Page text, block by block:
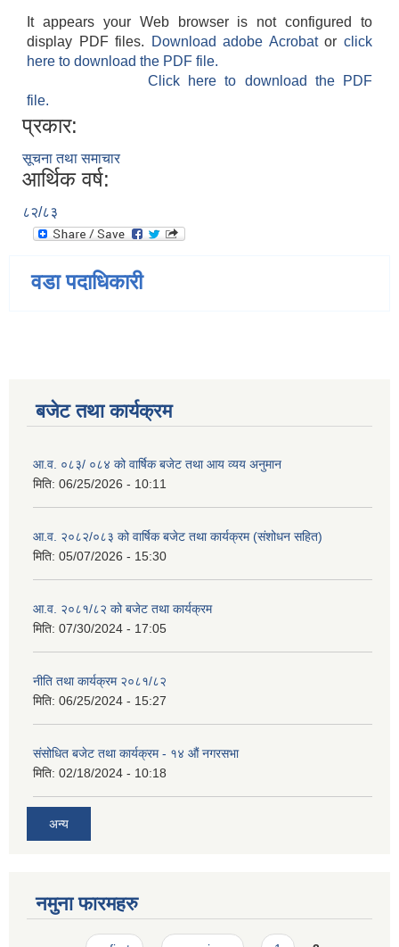
It appears your Web browser is not configured to
display PDF files.
Download adobe Acrobatorclick
here to download the PDF file.
Click here to download the PDF
file.
प्रकार:
सूचना तथा समाचार
आर्थिक वर्ष:
८२/८३
वडा पदाधिकारी
बजेट तथा कार्यक्रम
आ.व. ०८३/ ०८४ को वार्षिक बजेट तथा आय व्यय अनुमान
मिति: 06/25/2026 - 10:11
आ.व. २०८२/०८३ को वार्षिक बजेट तथा कार्यक्रम (संशोधन सहित)
मिति: 05/07/2026 - 15:30
आ.व. २०८१/८२ को बजेट तथा कार्यक्रम
मिति: 07/30/2024 - 17:05
नीति तथा कार्यक्रम २०८१/८२
मिति: 06/25/2024 - 15:27
संसोधित बजेट तथा कार्यक्रम - १४ औं नगरसभा
मिति: 02/18/2024 - 10:18
अन्य
नमुना फारमहरु